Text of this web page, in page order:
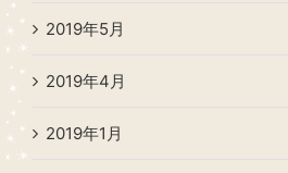
2019年5月
2019年4月
2019年1月